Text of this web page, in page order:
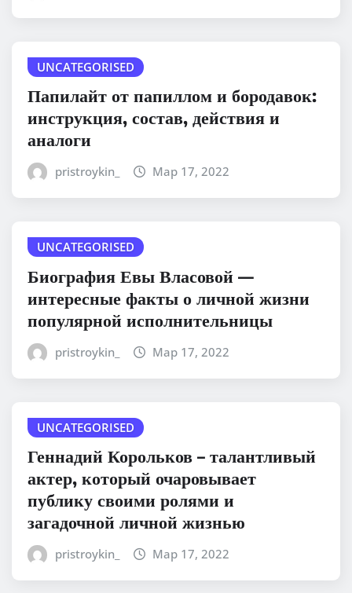
UNCATEGORISED
Папилайт от папиллом и бородавок:
инструкция, состав, действия и
аналоги
pristroykin_ Мар 17, 2022
UNCATEGORISED
Биография Евы Власовой —
интересные факты о личной жизни
популярной исполнительницы
pristroykin_ Мар 17, 2022
UNCATEGORISED
Геннадий Корольков – талантливый
актер, который очаровывает
публику своими ролями и
загадочной личной жизнью
pristroykin_ Мар 17, 2022